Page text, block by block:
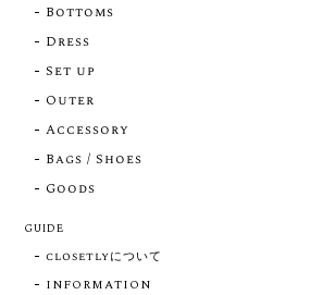
Bottoms
Dress
Set up
Outer
Accessory
Bags / Shoes
Goods
GUIDE
closetlyについて
INFORMATION